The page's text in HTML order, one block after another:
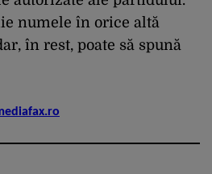
numele în orice altă
în rest, poate să spună